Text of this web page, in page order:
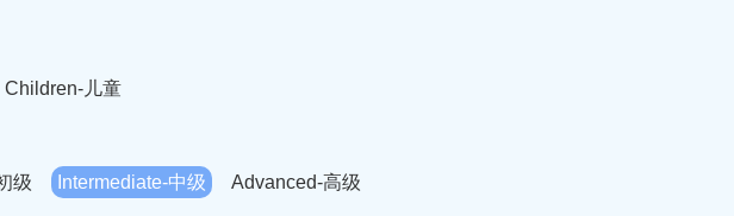
Children-儿童
级 Intermediate-中级 Advanced-高级